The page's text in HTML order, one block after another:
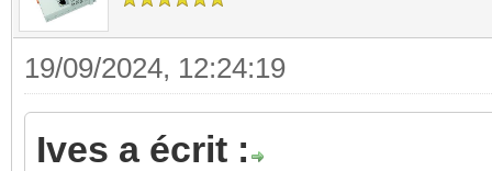
19/09/2024, 12:24:19
Ives a écrit :